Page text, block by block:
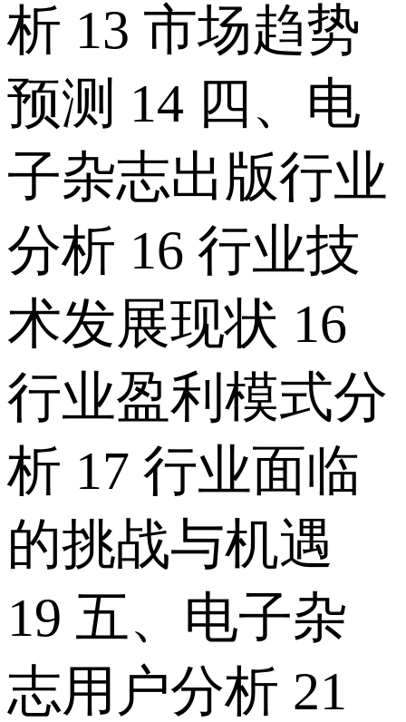
析 13 市场趋势
预测 14 四、电
子杂志出版行业
分析 16 行业技
术发展现状 16
行业盈利模式分
析 17 行业面临
的挑战与机遇
19 五、电子杂
志用户分析 21